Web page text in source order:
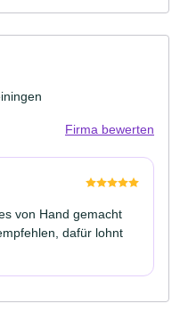
Firma bewerten
von Hand gemacht
dafür lohnt